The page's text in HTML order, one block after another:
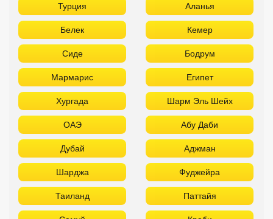
Турция Аланья
Белек Кемер
Сиде Бодрум
Мармарис Египет
Хургада Шарм Эль Шейх
ОАЭ Абу Даби
Дубай Аджман
Шарджа Фуджейра
Таиланд Паттайя